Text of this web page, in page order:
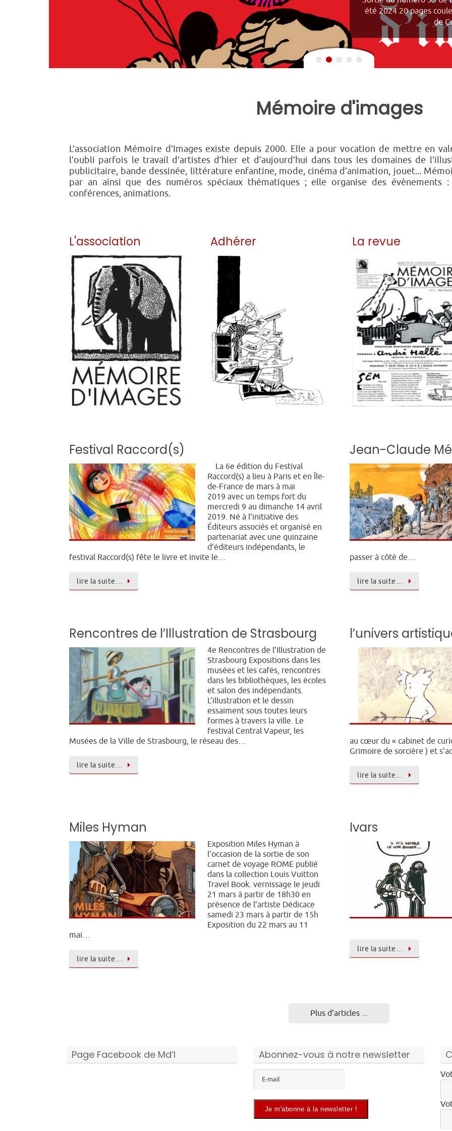
été 2024 20 pages
de
Mémoire d'images
L’association Mémoire d’Images existe depuis 2000. Elle a pour vocation de mettre en
l’oubli parfois le travail d’artistes d’hier et d’aujourd’hui dans tous les domaines de
publicitaire, bande dessinée, littérature enfantine, mode, cinéma d’animation, jouet...
par an ainsi que des numéros spéciaux thématiques ; elle organise des évènements
conférences, animations.
L'association
Pour nous connaître et
découvrir notre histoire c'est
Adhérer
Rejoignez-nous et restez
informé avec l'équipe de
Mémoire d'images et
accédez à l'espace membres.
La revue
Festival Raccord(s)
La 6e édition du Festival
Raccord(s) a lieu à Paris et en Île-
de-France de mars à mai
2019 avec un temps fort du
mercredi 9 au dimanche 14 avril
2019. Né à l’initiative des
Éditeurs associés et organisé en
partenariat avec une quinzaine
d’éditeurs indépendants, le
festival Raccord(s) fête le livre et invite le…
lire la suite…
Jean-Claude
passer à côté de…
lire la suite…
Rencontres de l’Illustration de Strasbourg
4e Rencontres de l’Illustration de
Strasbourg Expositions dans les
musées et les cafés, rencontres
dans les bibliothèques, les écoles
et salon des indépendants.
L’illustration et le dessin
essaiment sous toutes leurs
formes à travers la ville. Le
festival Central Vapeur, les
Musées de la Ville de Strasbourg, le réseau des…
lire la suite…
l’univers
au cœur du « cabinet de
Grimoire de sorcière ) et
lire la suite…
Miles Hyman
Exposition Miles Hyman à
l’occasion de la sortie de son
carnet de voyage ROME publié
dans la collection Louis Vuitton
Travel Book. vernissage le jeudi
21 mars à partir de 18h30 en
présence de l’artiste Dédicace
samedi 23 mars à partir de 15h
Exposition du 22 mars au 11
mai…
lire la suite…
Ivars
lire la suite…
Plus d'articles ...
Page Facebook de Md’I Abonnez-vous à notre newsletter